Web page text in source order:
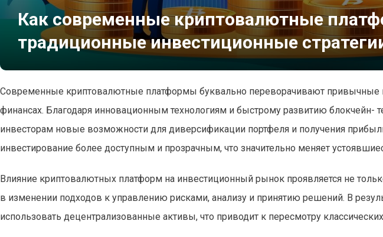
Как современные криптовалютные
традиционные инвестиционные
Современные криптовалютные платформы буквально переворачивают привычные
финансах. Благодаря инновационным технологиям и быстрому развитию блокчейн-
инвесторам новые возможности для диверсификации портфеля и получения
инвестирование более доступным и прозрачным, что значительно меняет
Влияние криптовалютных платформ на инвестиционный рынок проявляется не
в изменении подходов к управлению рисками, анализу и принятию решений. В
использовать децентрализованные активы, что приводит к пересмотру